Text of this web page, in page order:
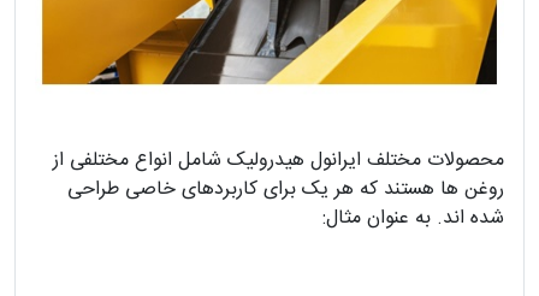
محصولات مختلف ایرانول هیدرولیک شامل انواع مختلفی از
روغن ها هستند که هر یک برای کاربردهای خاصی طراحی
شده اند. به عنوان مثال: